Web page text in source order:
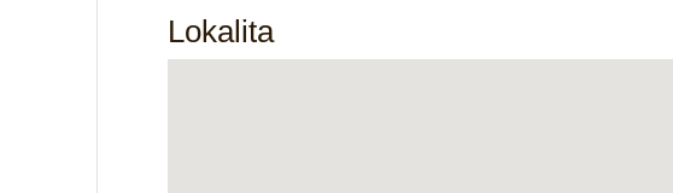
Lokalita